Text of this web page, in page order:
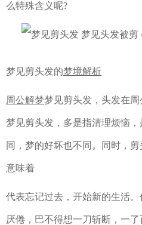
么特殊含义呢?
梦见剪头发的梦境解析
周公解梦梦见剪头发，头发在
梦见剪头发，多是指清理烦恼
同，梦的好坏也不同。同时，
意味着
代表忘记过去，开始新的生活
厌倦，巴不得想一刀斩断，一